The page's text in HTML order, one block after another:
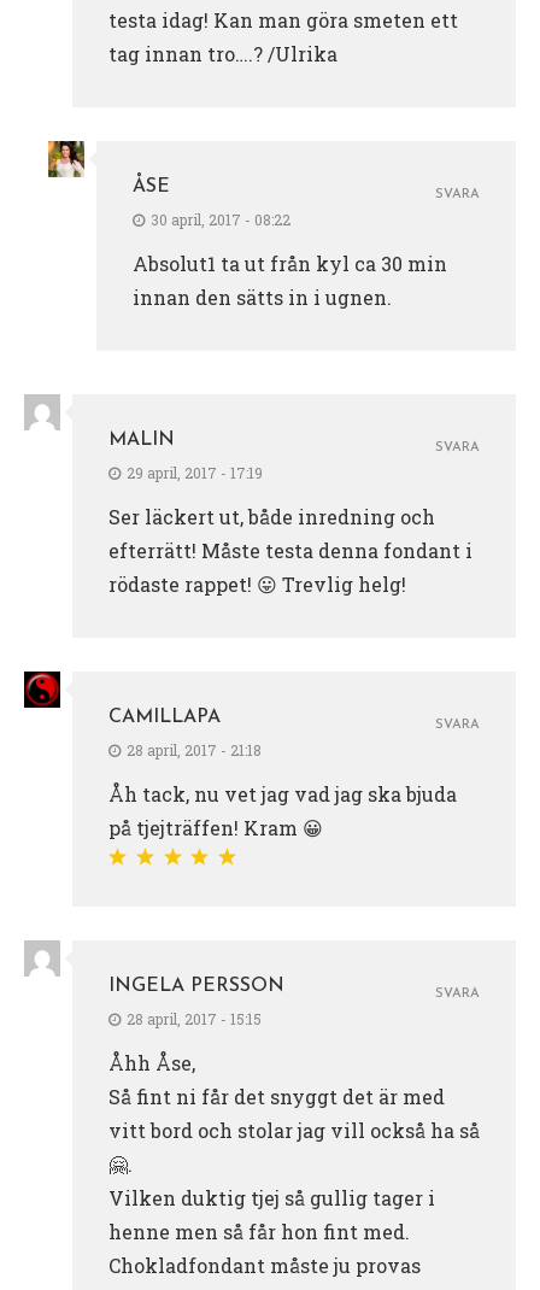
testa idag! Kan man göra smeten ett
tag innan tro….? /Ulrika
ÅSE
30 april, 2017 - 08:22
Absolut1 ta ut från kyl ca 30 min
innan den sätts in i ugnen.
SVARA
MALIN
29 april, 2017 - 17:19
Ser läckert ut, både inredning och
efterrätt! Måste testa denna fondant i
rödaste rappet! 😛 Trevlig helg!
SVARA
CAMILLAPA
28 april, 2017 - 21:18
Åh tack, nu vet jag vad jag ska bjuda
på tjejträffen! Kram 😀
SVARA
INGELA PERSSON
28 april, 2017 - 15:15
Åhh Åse,
Så fint ni får det snyggt det är med
vitt bord och stolar jag vill också ha så
🤗.
Vilken duktig tjej så gullig tager i
henne men så får hon fint med.
Chokladfondant måste ju provas
SVARA